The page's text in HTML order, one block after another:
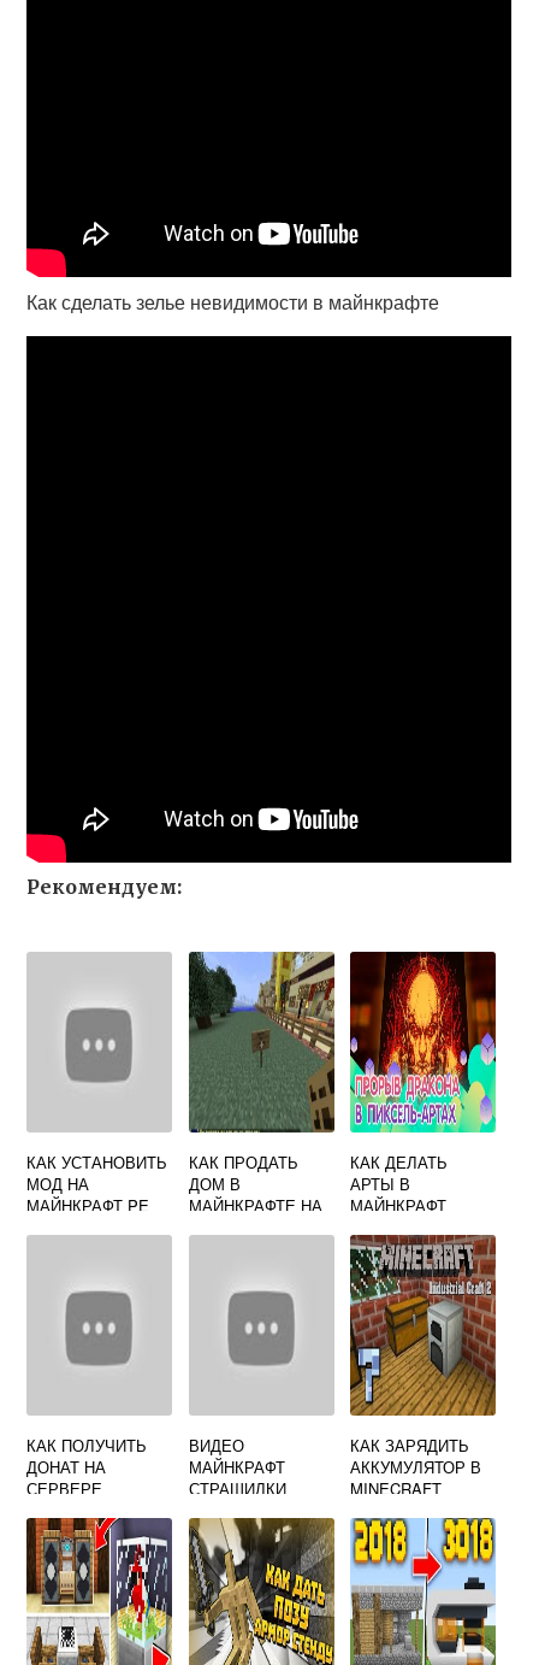
Как сделать зелье невидимости в майнкрафте
Рекомендуем:
КАК УСТАНОВИТЬ
МОД НА
МАЙНКРАФТ PE
КАК ПРОДАТЬ
ДОМ В
МАЙНКРАФТЕ НА
КАК ДЕЛАТЬ
АРТЫ В
МАЙНКРАФТ
КАК ПОЛУЧИТЬ
ДОНАТ НА
СЕРВЕРЕ
БЕСПЛАТНО
ВИДЕО
МАЙНКРАФТ
СТРАШИЛКИ
КАК ЗАРЯДИТЬ
АККУМУЛЯТОР В
MINECRAFT
CRAFT 2